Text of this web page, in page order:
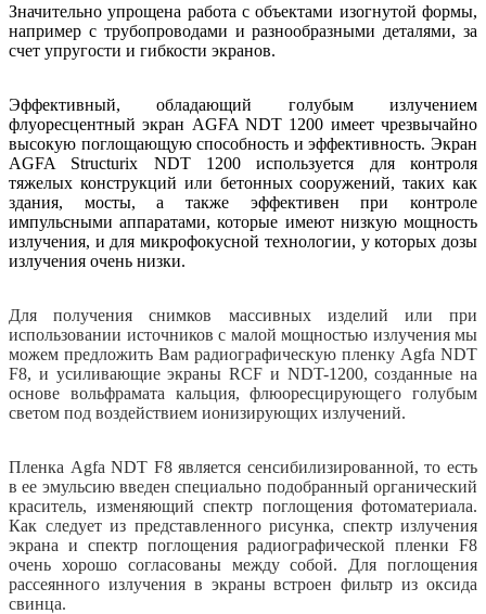
Значительно упрощена работа с объектами изогнутой формы,
например с трубопроводами и разнообразными деталями, за
счет упругости и гибкости экранов.
Эффективный, обладающий голубым излучением
флуоресцентный экран AGFA NDT 1200 имеет чрезвычайно
высокую поглощающую способность и эффективность. Экран
AGFA Structurix NDT 1200 используется для контроля
тяжелых конструкций или бетонных сооружений, таких как
здания, мосты, а также эффективен при контроле
импульсными аппаратами, которые имеют низкую мощность
излучения, и для микрофокусной технологии, у которых дозы
излучения очень низки.
Для получения снимков массивных изделий или при
использовании источников с малой мощностью излучения мы
можем предложить Вам радиографическую пленку Agfa NDT
F8, и усиливающие экраны RCF и NDT-1200, созданные на
основе вольфрамата кальция, флюоресцирующего голубым
светом под воздействием ионизирующих излучений.
Пленка Agfa NDT F8 является сенсибилизированной, то есть
в ее эмульсию введен специально подобранный органический
краситель, изменяющий спектр поглощения фотоматериала.
Как следует из представленного рисунка, спектр излучения
экрана и спектр поглощения радиографической пленки F8
очень хорошо согласованы между собой. Для поглощения
рассеянного излучения в экраны встроен фильтр из оксида
свинца.